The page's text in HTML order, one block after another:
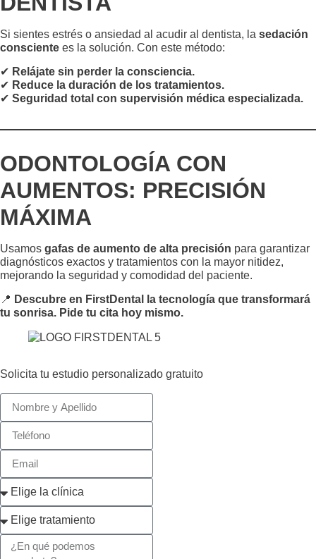
Si sientes estrés o ansiedad al acudir al dentista, la sedación
consciente es la solución. Con este método:
✔ Relájate sin perder la consciencia.
✔ Reduce la duración de los tratamientos.
✔ Seguridad total con supervisión médica especializada.
ODONTOLOGÍA CON
AUMENTOS: PRECISIÓN
MÁXIMA
Usamos gafas de aumento de alta precisión para garantizar
diagnósticos exactos y tratamientos con la mayor nitidez,
mejorando la seguridad y comodidad del paciente.
📍 Descubre en FirstDental la tecnología que transformará
tu sonrisa. Pide tu cita hoy mismo.
Solicita tu estudio personalizado gratuito